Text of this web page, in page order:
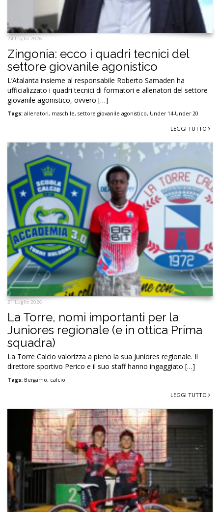
24 Luglio 2026
Zingonia: ecco i quadri tecnici del
settore giovanile agonistico
L’Atalanta insieme al responsabile Roberto Samaden ha
ufficializzato i quadri tecnici di formatori e allenatori del settore
giovanile agonistico, ovvero […]
Tags: allenatori, maschile, settore giovanile agonistico, Under 14-Under 20
LEGGI TUTTO
21 Luglio 2026
La Torre, nomi importanti per la
Juniores regionale (e in ottica Prima
squadra)
La Torre Calcio valorizza a pieno la sua Juniores regionale. Il
direttore sportivo Perico e il suo staff hanno ingaggiato […]
Tags: Bergamo, calcio
LEGGI TUTTO